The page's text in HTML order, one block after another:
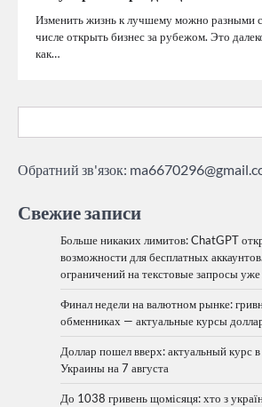
Изменить жизнь к лучшему можно разными
числе открыть бизнес за рубежом. Это
как…
Обратний зв'язок:
Свежие записи
Больше никаких лимитов: ChatGPT
возможности для бесплатных
ограничений на текстовые запросы уже
Финал недели на валютном рынке:
обменниках — актуальные курсы
Доллар пошел вверх: актуальный курс
Украины на 7 августа
До 1038 гривень щомісяця: хто з